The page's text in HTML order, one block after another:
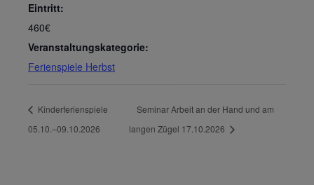
Eintritt:
460€
Veranstaltungskategorie:
Ferienspiele Herbst
Kinderferienspiele
05.10.–09.10.2026
Seminar Arbeit an der Hand und am
langen Zügel 17.10.2026